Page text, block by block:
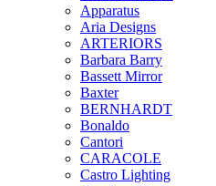
Apparatus
Aria Designs
ARTERIORS
Barbara Barry
Bassett Mirror
Baxter
BERNHARDT
Bonaldo
Cantori
CARACOLE
Castro Lighting